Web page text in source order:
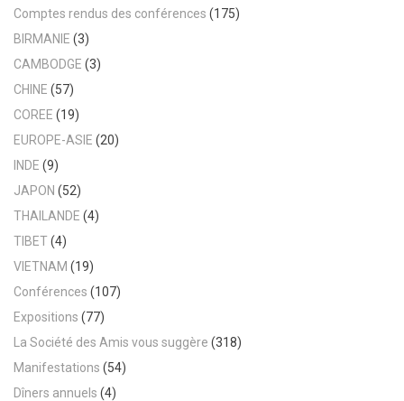
Comptes rendus des conférences (175)
BIRMANIE (3)
CAMBODGE (3)
CHINE (57)
COREE (19)
EUROPE-ASIE (20)
INDE (9)
JAPON (52)
THAILANDE (4)
TIBET(4)
VIETNAM (19)
Conférences (107)
Expositions (77)
La Société des Amis vous suggère (318)
Manifestations (54)
Dîners annuels (4)